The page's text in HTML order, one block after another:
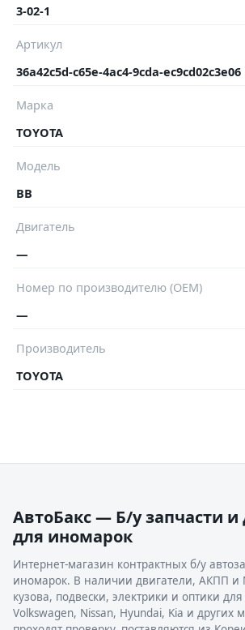
3-02-1
Артикул
36a42c5d-c65e-4ac4-9cda-ec9cd02c3e06
Марка
TOYOTA
Модель
BB
Двигатель
—
Номер по производителю (OEM)
—
Производитель
TOYOTA
АвтоБакс — Б/у запчасти и
для иномарок
Интернет-магазин контрактных б/у
иномарок. В наличии двигатели, АКПП
кузова, подвески, электрики и оптики
Volkswagen, Nissan, Hyundai, Kia и других